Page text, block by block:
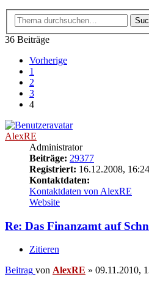
36 Beiträge
Vorherige
1
2
3
4
AlexRE
Administrator
Beiträge: 29377
Registriert: 16.12.2008, 16:24
Kontaktdaten:
Kontaktdaten von AlexRE
Website
Re: Das Finanzamt auf
Zitieren
Beitrag von AlexRE » 09.11.2010,